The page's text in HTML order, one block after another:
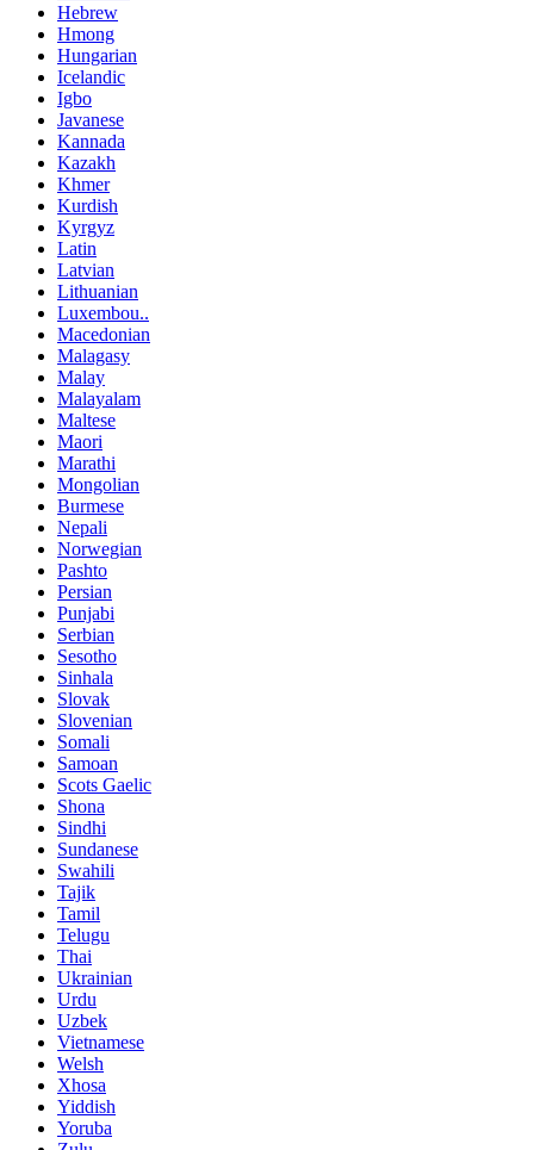
Hebrew
Hmong
Hungarian
Icelandic
Igbo
Javanese
Kannada
Kazakh
Khmer
Kurdish
Kyrgyz
Latin
Latvian
Lithuanian
Luxembou..
Macedonian
Malagasy
Malay
Malayalam
Maltese
Maori
Marathi
Mongolian
Burmese
Nepali
Norwegian
Pashto
Persian
Punjabi
Serbian
Sesotho
Sinhala
Slovak
Slovenian
Somali
Samoan
Scots Gaelic
Shona
Sindhi
Sundanese
Swahili
Tajik
Tamil
Telugu
Thai
Ukrainian
Urdu
Uzbek
Vietnamese
Welsh
Xhosa
Yiddish
Yoruba